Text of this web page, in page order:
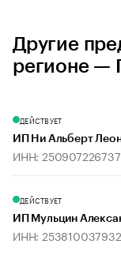
Другие
регионе —
ДЕЙСТВУЕТ
ИП Ни Альберт
ИНН: 250907226737
ДЕЙСТВУЕТ
ИП Мульцин
ИНН: 253810037932